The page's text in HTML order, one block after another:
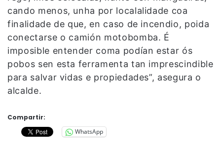
cando menos, unha por localalidade coa
finalidade de que, en caso de incendio, poida
conectarse o camión motobomba. É
imposible entender coma podían estar ós
pobos sen esta ferramenta tan imprescindible
para salvar vidas e propiedades”, asegura o
alcalde.
Compartir:
WhatsApp